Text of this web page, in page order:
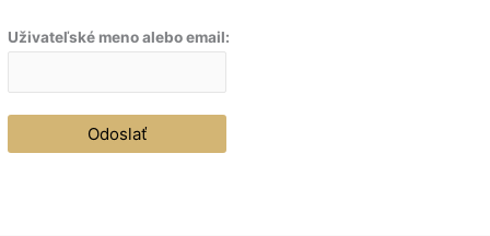
Uživateľské meno alebo email: